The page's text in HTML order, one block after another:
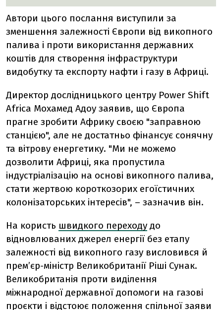
Автори цього послання виступили за
зменшення залежності Європи від викопного
палива і проти використання державних
коштів для створення інфраструктури
видобутку та експорту нафти і газу в Африці.
Директор дослідницького центру Power Shift
Africa Мохамед Адоу заявив, що Європа
прагне зробити Африку своєю "заправною
станцією", але не достатньо фінансує сонячну
та вітрову енергетику. "Ми не можемо
дозволити Африці, яка пропустила
індустріалізацію на основі викопного палива,
стати жертвою короткозорих егоїстичних
колонізаторських інтересів", – зазначив він.
На користь швидкого переходу до
відновлюваних джерел енергії без етапу
залежності від викопного газу висловився й
прем’єр-міністр Великобританії Ріші Сунак.
Великобританія проти виділення
міжнародної державної допомоги на газові
проєкти і відстоює положення спільної заяви